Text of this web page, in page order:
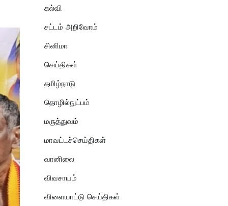
கல்வி
சட்டம் அறிவோம்
சினிமா
செய்திகள்
தமிழ்நாடு
தொழில்நுட்பம்
மருத்துவம்
மாவட்டச்செய்திகள்
வானிலை
விவசாயம்
விளையாட்டு செய்திகள்